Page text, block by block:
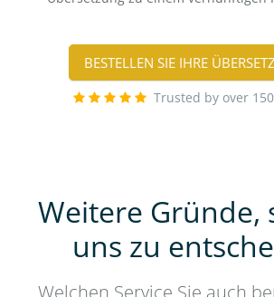
BESTELLEN SIE IHRE
Trusted by over
Weitere Gründe,
uns zu
Welchen Service Sie auch